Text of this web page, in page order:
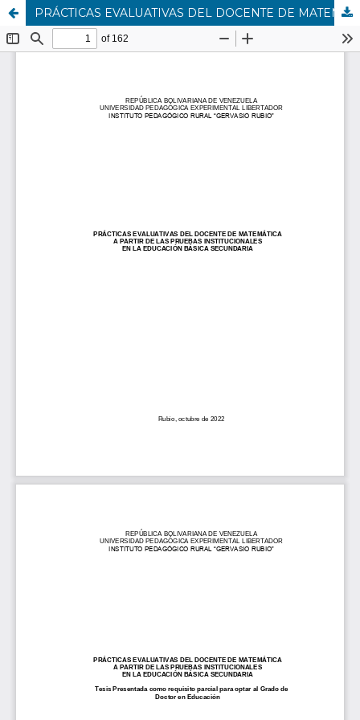
PRÁCTICAS EVALUATIVAS DEL DOCENTE DE MATEMÁTICA A PARTIR DE LAS PRUEBAS INSTITUCIONALES EN LA EDUCACIÓN BÁSICA SECUNDARIA